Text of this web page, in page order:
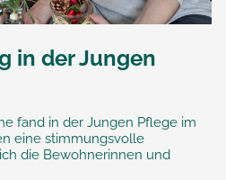
in der Jungen
fand in der Jungen Pflege im
eine stimmungsvolle
die Bewohnerinnen und